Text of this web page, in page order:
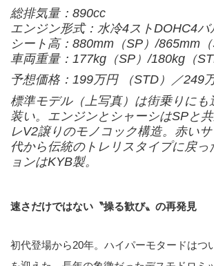
総排気量：890cc
エンジン形式：水冷4ストDOHC4
シート高：880mm（SP）/865mm（
車両重量：177kg（SP）/180kg（
予想価格：199万円 （STD）／249
標準モデル（上写真）は街乗りにも
装い。エンジンとシャーシはSPと
レV2譲りのモノコック構造。赤い
代から伝統のトレリスタイプに戻っ
ョンはKYB製。
速さだけではない〝操る歓び〟の再発見
初代登場から20年。ハイパーモタードはつ